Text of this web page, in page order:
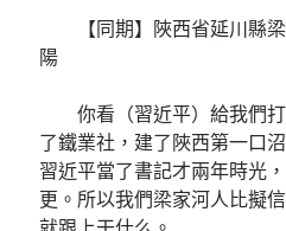
【同期】陜西省延川縣
陽
你看（習近平）給我們
了鐵業社，建了陜西第一口
習近平當了書記才兩年時光
更。所以我們梁家河人比擬